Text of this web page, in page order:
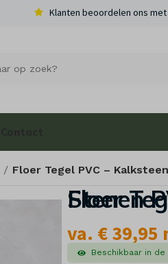
Klanten beoordelen ons
Floer Tegel PVC –
Floer Tegel PVC
va. € 39,95
Beschikbaar in